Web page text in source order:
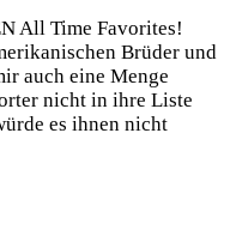
All Time Favorites!
Brüder und
auch eine Menge
nicht in ihre Liste
es ihnen nicht